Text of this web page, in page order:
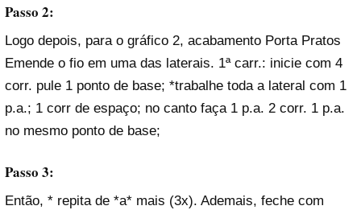
Passo 2:
Logo depois, para o gráfico 2, acabamento Porta Pratos
Emende o fio em uma das laterais. 1ª carr.: inicie com 4
corr. pule 1 ponto de base; *trabalhe toda a lateral com 1
p.a.; 1 corr de espaço; no canto faça 1 p.a. 2 corr. 1 p.a.
no mesmo ponto de base;
Passo 3:
Então, * repita de *a* mais (3x). Ademais, feche com